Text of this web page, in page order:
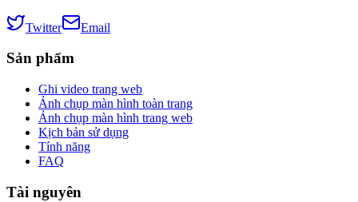
Twitter Email
Sản phẩm
Ghi video trang web
Ảnh chụp màn hình toàn trang
Ảnh chụp màn hình trang web
Kịch bản sử dụng
Tính năng
FAQ
Tài nguyên